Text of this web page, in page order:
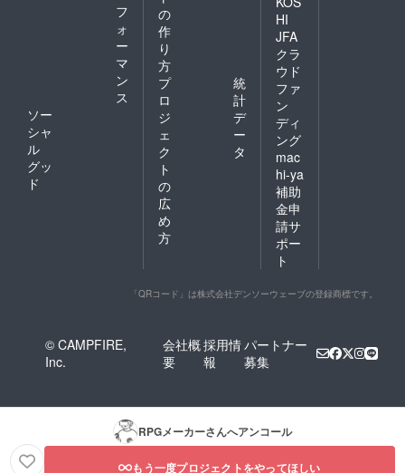
フ
ォ
ー
マ
ン
ス
ソー
シャ
ル
グッ
ド
の
作
り
方
プ
ロ
ジ
ェ
ク
ト
の
広
め
方
統
計
デ
ー
タ
HI
JFA
クラ
ウド
ファ
ン
ディ
ング
mac
hi-ya
補助
金申
請サ
ポー
ト
「QRコード」は株式会社デンソーウェーブの登録商標です。
© CAMPFIRE,
Inc.
会社概
要
採用情
報
パートナー
募集
RPGメーカーさんへアンコール
もう一度プロジェクトをやってほしい